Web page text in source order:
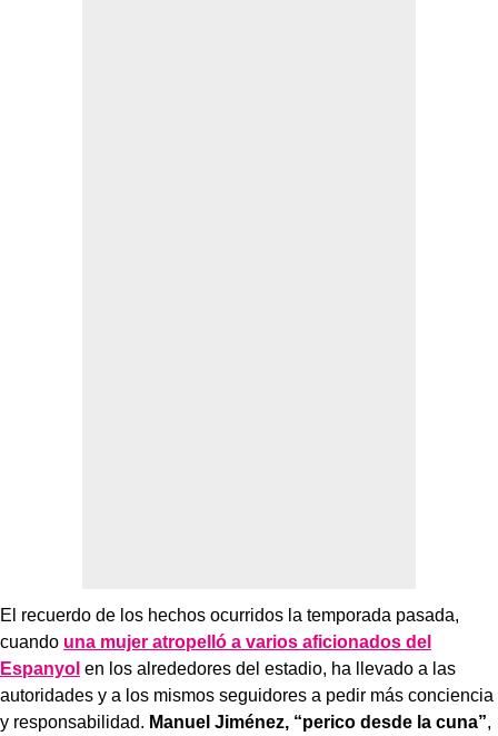
El recuerdo de los hechos ocurridos la temporada pasada,
cuando una mujer atropelló a varios aficionados del
Espanyol en los alrededores del estadio, ha llevado a las
autoridades y a los mismos seguidores a pedir más conciencia
y responsabilidad. Manuel Jiménez, “perico desde la cuna”,